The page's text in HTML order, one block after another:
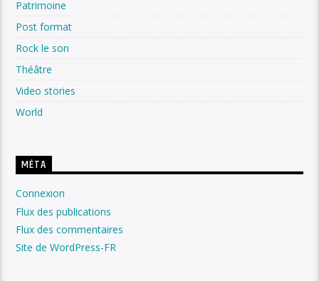
Patrimoine
Post format
Rock le son
Théâtre
Video stories
World
MÉTA
Connexion
Flux des publications
Flux des commentaires
Site de WordPress-FR